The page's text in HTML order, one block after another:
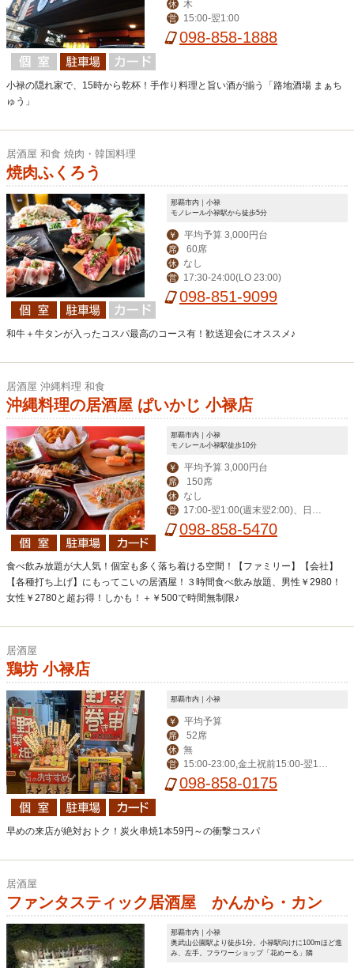
休 木
営 15:00-翌1:00
098-858-1888
小禄の隠れ家で、15時から乾杯！手作り料理と旨い酒が揃う「路地酒場 まぁち
ゅう」
居酒屋 和食 焼肉・韓国料理
焼肉ふくろう
那覇市内｜小禄
モノレール小禄駅から徒歩5分
￥ 平均予算 3,000円台
席 60席
休 なし
営 17:30-24:00(LO 23:00)
098-851-9099
和牛＋牛タンが入ったコスパ最高のコース有！歓送迎会にオススメ♪
居酒屋 沖縄料理 和食
沖縄料理の居酒屋 ぱいかじ 小禄店
那覇市内｜小禄
モノレール小禄駅徒歩10分
￥ 平均予算 3,000円台
席 150席
休 なし
営
17:00-翌1:00(週末翌2:00)、日・
祝 16:00-0:00
098-858-5470
食べ飲み放題が大人気！個室も多く落ち着ける空間！【ファミリー】【会社】
【各種打ち上げ】にもってこいの居酒屋！３時間食べ飲み放題、男性￥2980！
女性￥2780と超お得！しかも！＋￥500で時間無制限♪
居酒屋
鶏坊 小禄店
那覇市内｜小禄
￥ 平均予算
席 52席
休 無
営
15:00-23:00,金土祝前15:00-翌1:0
0
098-858-0175
早めの来店が絶対おトク！炭火串焼1本59円～の衝撃コスパ
居酒屋
ファンタスティック居酒屋 かんから・カン
那覇市内｜小禄
奥武山公園駅より徒歩1分。小禄駅向けに100mほど進
み、左手。フラワーショップ「花めーる」隣